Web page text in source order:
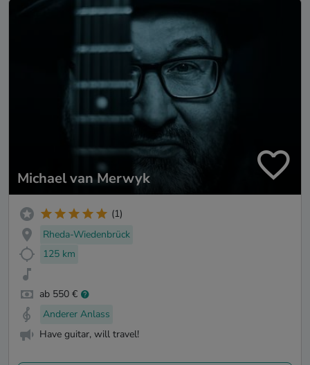
Michael van Merwyk
(1)
Rheda-Wiedenbrück
125 km
ab 550 €
Anderer Anlass
Have guitar, will travel!